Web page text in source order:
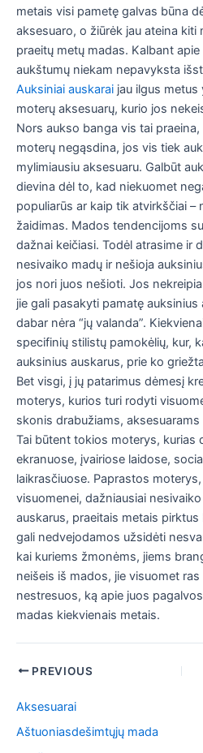
metais visi pametę galvas būna
aksesuaro, o žiūrėk jau ateina kiti
praeitų metų madas. Kalbant
aukštumų niekam nepavyksta
Auksiniai auskarai jau ilgus metus
moterų aksesuarų, kurio jos
Nors aukso banga vis tai
moterų negąsdina, jos vis tiek
mylimiausiu aksesuaru. Galbūt
dievina dėl to, kad niekuomet
populiarūs ar kaip tik atvirkščiai –
žaidimas. Mados tendencijoms
dažnai keičiasi. Todėl atrasime ir
nesivaiko madų ir nešioja
jos nori juos nešioti. Jos
jie gali pasakyti pamatę
dabar nėra “jų valanda”.
specifinių stilistų pamokėlių, kur,
auksinius auskarus, prie ko
Bet visgi, į jų patarimus dėmesį
moterys, kurios turi rodyti
skonis drabužiams,
Tai būtent tokios moterys, kurias
ekranuose, įvairiose laidose,
laikrasčiuose. Paprastos
visuomenei, dažniausiai
auskarus, praeitais metais
gali nedvejodamos užsidėti
kai kuriems žmonėms, jiems
neišeis iš mados, jie visuomet
nestresuos, ką apie juos
madas kiekvienais metais.
PostPREVIOUS
Aksesuarai
Aštuoniasdešimtųjų mada